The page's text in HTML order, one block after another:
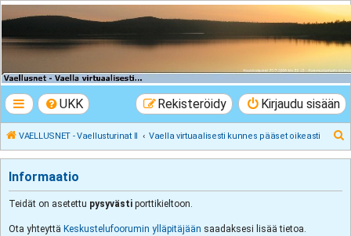
VAELLUSNET -
Vaellusturinat II
UKK Kirjaudu sisään
Rekisteröidy
VAELLUSNET - Vaellusturinat II Vaella virtuaalisesti kunnes pääset oikeasti
Informaatio
Teidät on asetettu pysyvästi porttikieltoon.
Ota yhteyttä Keskustelufoorumin ylläpitäjään saadaksesi lisää tietoa.